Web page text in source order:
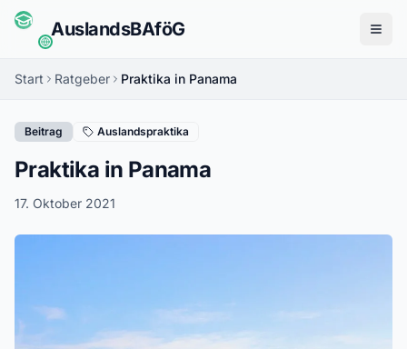
AuslandsBAföG
Start Ratgeber Praktika in Panama
Beitrag Auslandspraktika
Praktika in Panama
17. Oktober 2021